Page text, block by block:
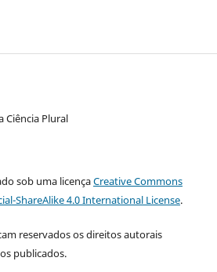
Ciência Plural
sob uma licençaCreative Commons
ShareAlike 4.0 International License.
reservados os direitos autorais
publicados.